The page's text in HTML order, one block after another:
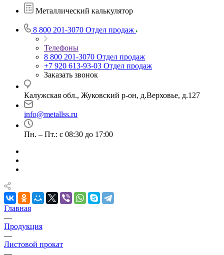
Металлический калькулятор
8 800 201-3070 Отдел продаж
Телефоны
8 800 201-3070 Отдел продаж
+7 920 613-93-03 Отдел продаж
Заказать звонок
Калужская обл., Жуковский р-он, д.Верховье, д.127
info@metallss.ru
Пн. – Пт.: с 08:30 до 17:00
Главная
—
Продукция
—
Листовой прокат